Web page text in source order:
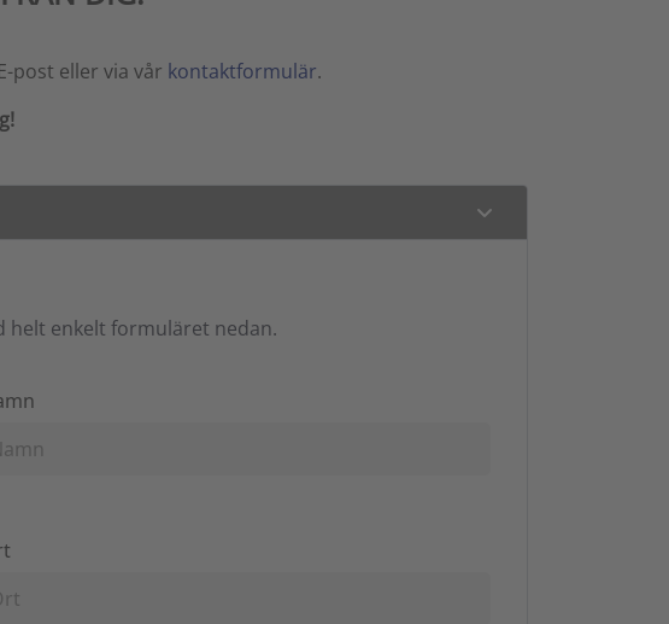
post eller via vår kontaktformulär.
helt enkelt formuläret nedan.